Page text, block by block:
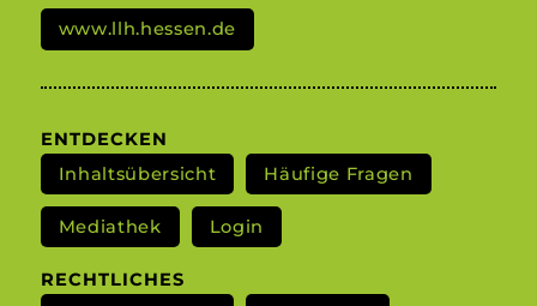
www.llh.hessen.de
ENTDECKEN
Inhaltsübersicht
Häufige Fragen
Mediathek Login
RECHTLICHES